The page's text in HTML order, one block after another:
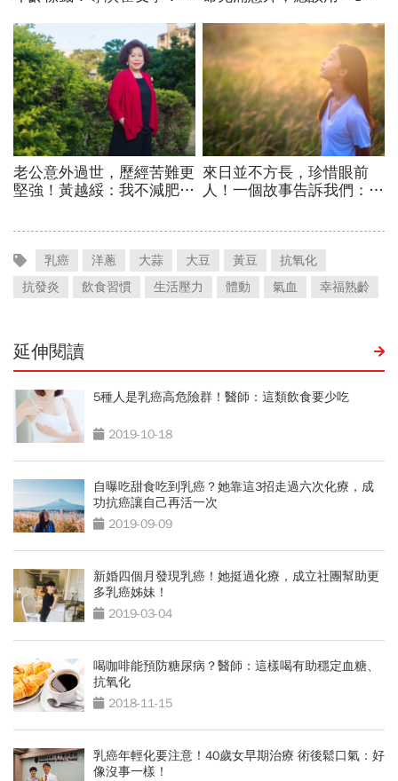
乳癌 洋蔥 大蒜 大豆 黃豆
抗氧化
抗發炎
飲食習慣 生活壓力 體動 氣血 幸福熟齡
延伸閱讀
5種人是乳癌高危險群！醫師：這類飲食要少吃
2019-10-18
自曝吃甜食吃到乳癌？她靠這3招走過六次化療，成
功抗癌讓自己再活一次
2019-09-09
新婚四個月發現乳癌！她挺過化療，成立社團幫助更
多乳癌姊妹！
2019-03-04
喝咖啡能預防糖尿病？醫師：這樣喝有助穩定血糖、
抗氧化
2018-11-15
乳癌年輕化要注意！40歲女早期治療 術後鬆口氣：好
像沒事一樣！